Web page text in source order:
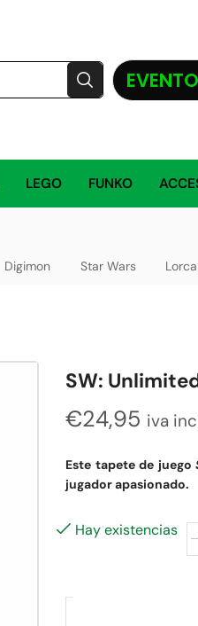
LEGO FUNKO
Digimon Star Wars
SW:
€24,95 iva
Este tapete de juego
jugador apasionado.
Hay existencias